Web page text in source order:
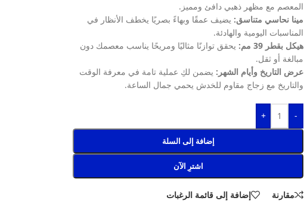
المعصم مع مظهر ذهبي دافئ ومميز.
مينا نحاسي متناسق: يضيف عمقًا وبهاءً بصريًا يخطف الأنظار في
المناسبات اليومية والهادئة.
هيكل بقطر 39 مم:
يحقق توازنًا مثاليًا ومريحًا يناسب معصمك دون
مبالغة أو ثقل.
عرض التاريخ وأيام الشهر: يضمن لكِ عملية تامة في معرفة الوقت
والتاريخ مع زجاج مقاوم للخدش يحمي جمال الساعة.
-
+
إضافة إلى السلة
اشترِ الآن
مقارنة إضافة إلى قائمة الرغبات